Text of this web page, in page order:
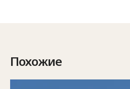
Похожие